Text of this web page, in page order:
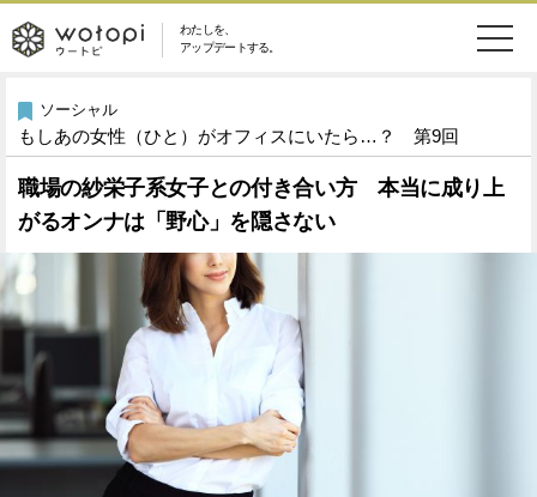
わたしを、
アップデートする。
wotopi
-
ウ
ー
ト
ピ
メ
ニ
ュ
ー
恋愛・結婚
美容・コスメ 妊娠・出産
健康
ライフスタイル
ソーシャル
アイテム
ソーシャル
もしあの女性（ひと）がオフィスにいたら…？ 第9回
職場の紗栄子系女子との付き合い方 本当に成り上
がるオンナは「野心」を隠さない